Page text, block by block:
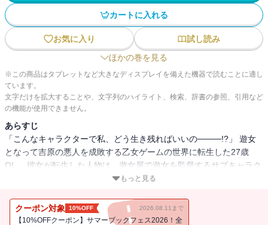
カートに入れる
お気に入り
試し読み
ほかの巻を見る
※この商品はタブレットなど大きなディスプレイを備えた機器で読むことに適し
ています。
文字だけを拡大することや、文字列のハイライト、検索、辞書の参照、引用など
の機能が使用できません。
あらすじ
「こんなキャラクターで私、どう生き残ればいいの────!?」 遊女
となって吉原の悪人を成敗する乙女ゲームの世界に転生した27歳
OL。 彼女が転生した人物は、遊女屋で遊女を監督するサブキャラク
ター【遣り手（やりて）】だった！ 主人公でも美少女でもない
ようで・・・！ 絶対的不利なキャラクターで生存せよ！ 異色の
崖っぷち異世界転生！（著者名：山田肌襦袢／初出：GANMA!11～
もっと見る
クーポン対象 10%OFF 2026.08.11まで
【10%OFFクーポン】サマーブックフェス2026！全